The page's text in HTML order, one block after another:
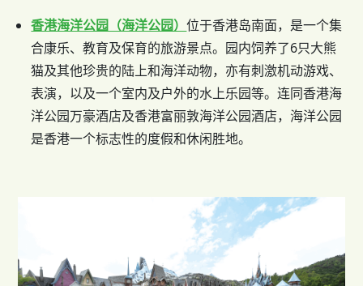
香港海洋公园（海洋公园）位于香港岛南面，是一个集
合康乐、教育及保育的旅游景点。园内饲养了6只大熊
猫及其他珍贵的陆上和海洋动物，亦有刺激机动游戏、
表演，以及一个室内及户外的水上乐园等。连同香港海
洋公园万豪酒店及香港富丽敦海洋公园酒店，海洋公园
是香港一个标志性的度假和休闲胜地。